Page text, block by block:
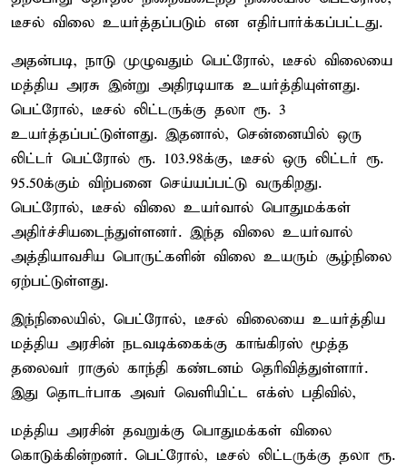
டீசல் விலை உயர்த்தப்படும் என எதிர்பார்க்கப்பட்டது.
அதன்படி, நாடு முழுவதும் பெட்ரோல், டீசல் விலையை
மத்திய அரசு இன்று அதிரடியாக உயர்த்தியுள்ளது.
பெட்ரோல், டீசல் லிட்டருக்கு தலா ரூ. 3
உயர்த்தப்பட்டுள்ளது. இதனால், சென்னையில் ஒரு
லிட்டர் பெட்ரோல் ரூ. 103.98க்கு, டீசல் ஒரு லிட்டர் ரூ.
95.50க்கும் விற்பனை செய்யப்பட்டு வருகிறது.
பெட்ரோல், டீசல் விலை உயர்வால் பொதுமக்கள்
அதிர்ச்சியடைந்துள்ளனர். இந்த விலை உயர்வால்
அத்தியாவசிய பொருட்களின் விலை உயரும் சூழ்நிலை
ஏற்பட்டுள்ளது.
இந்நிலையில், பெட்ரோல், டீசல் விலையை உயர்த்திய
மத்திய அரசின் நடவடிக்கைக்கு காங்கிரஸ் மூத்த
தலைவர் ராகுல் காந்தி கண்டனம் தெரிவித்துள்ளார்.
இது தொடர்பாக அவர் வெளியிட்ட எக்ஸ் பதிவில்,
மத்திய அரசின் தவறுக்கு பொதுமக்கள் விலை
கொடுக்கின்றனர். பெட்ரோல், டீசல் லிட்டருக்கு தலா ரூ.